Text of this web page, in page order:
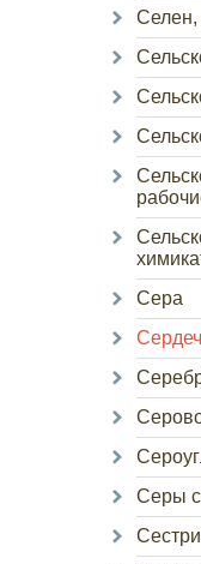
Селен,
Сера
Серы